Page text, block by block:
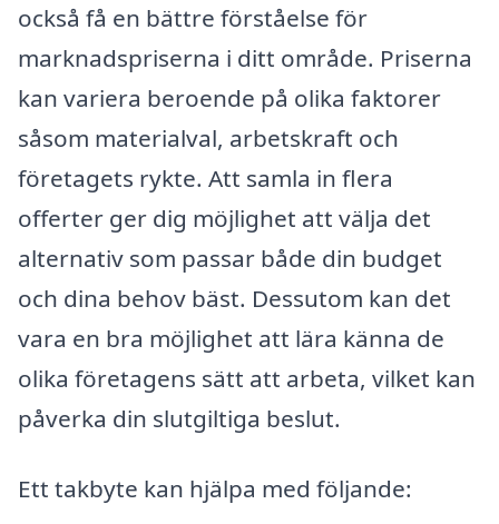
också få en bättre förståelse för
marknadspriserna i ditt område. Priserna
kan variera beroende på olika faktorer
såsom materialval, arbetskraft och
företagets rykte. Att samla in flera
offerter ger dig möjlighet att välja det
alternativ som passar både din budget
och dina behov bäst. Dessutom kan det
vara en bra möjlighet att lära känna de
olika företagens sätt att arbeta, vilket kan
påverka din slutgiltiga beslut.
Ett takbyte kan hjälpa med följande: